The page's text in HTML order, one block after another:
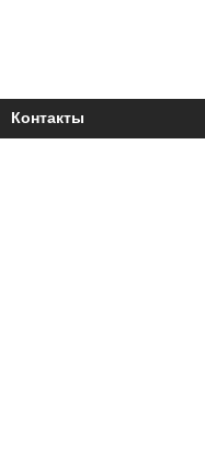
Контакты